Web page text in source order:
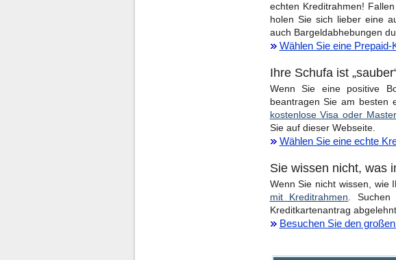
echten Kreditrahmen!
holen Sie sich lieber eine
auch Bargeldabhebungen
Wählen Sie eine
Ihre Schufa ist
Wenn Sie eine positive
beantragen Sie am besten
kostenlose Visa oder
Sie auf dieser Webseite.
Wählen Sie eine echte
Sie wissen nicht, was
Wenn Sie nicht wissen, wie
mit Kreditrahmen. Suchen
Kreditkartenantrag
Besuchen Sie den